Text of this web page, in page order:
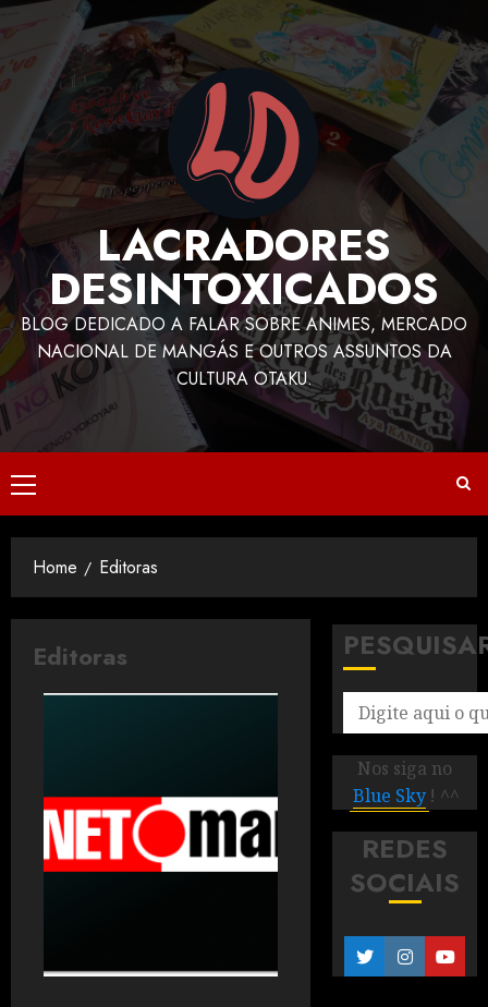
LACRADORES
DESINTOXICADOS
BLOG DEDICADO A FALAR SOBRE ANIMES, MERCADO
NACIONAL DE MANGÁS E OUTROS ASSUNTOS DA
CULTURA OTAKU.
Home Editoras
Editoras
Nos siga no
Blue Sky ! ^^
REDES
SOCIAIS